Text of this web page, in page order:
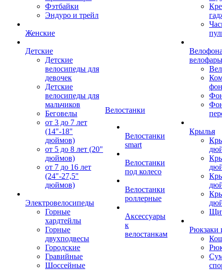
Фэтбайки
Эндуро и трейл
Женские
Детские
Детские
велосипеды для
девочек
Детские
велосипеды для
мальчиков
Беговелы
от 3 до 7 лет
(14"-18"
дюймов)
от 5 до 8 лет (20"
дюймов)
от 7 до 16 лет
(24"-27,5"
дюймов)
Электровелосипеды
Горные
хардтейлы
Горные
двухподвесы
Городские
Гравийные
Шоссейные
Велостанки
Велостанки
smart
Велостанки
под колесо
Велостанки
роллерные
Аксессуары
к
велостанкам
велофары
Крылья
Рюкзаки